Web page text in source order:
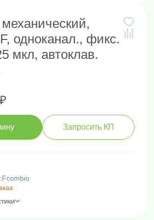
одноканал., фикс.
мкл, автоклав.
Запросить КП
Fcombio